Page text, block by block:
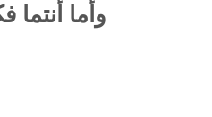
وأما أنتما